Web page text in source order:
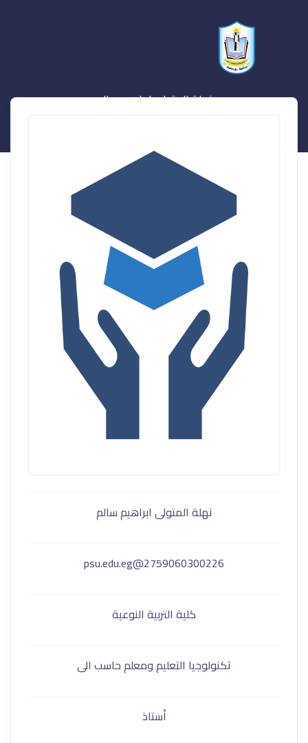
نهلة المتولى ابراهيم سالم
نهلة المتولى ابراهيم سالم
2759060300226@psu.edu.eg
كلية التربية النوعية
تكنولوجيا التعليم ومعلم حاسب الى
أستاذ